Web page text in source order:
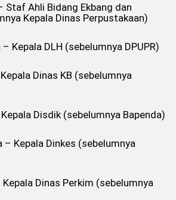
Staf Ahli Bidang Ekbang dan
Kepala Dinas Perpustakaan)
Kepala DLH (sebelumnya DPUPR)
Dinas KB (sebelumnya
Disdik (sebelumnya Bapenda)
– Kepala Dinkes (sebelumnya
Dinas Perkim (sebelumnya